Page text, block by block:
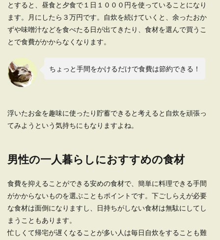
とすると、昼食と夕食で１日１０００円を使っていることになり
ます。月にしたら３万円です。自炊を続けていくと、余ったおか
ずや味噌汁などを食べたる日が出てきたり、食材を選んで買うこ
とで食費がかからなくなります。
ちょっと手間をかけるだけで食費は節約できる！
浮いたお金を趣味に使ったり貯蓄できると考えると自炊を頑張っ
てみようという気持ちにもなりますよね。
男性の一人暮らしにおすすめの食材
食費を抑えることができる安めの食材で、簡単に料理できる手間
がかからないものを選ぶこともポイントです。下ごしらえが必要
な食材は面倒になりますし、日持ちがしない食材は無駄にしてし
まうこともあります。
忙しくて帰宅が遅くなることが多い人は毎日自炊をすることも難